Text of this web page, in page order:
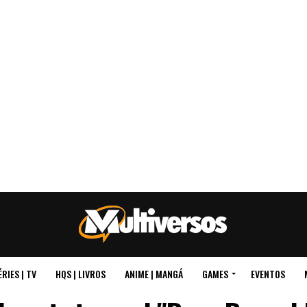
| TV HQS | LIVROS ANIME | MANGÁ GAMES EVENTOS